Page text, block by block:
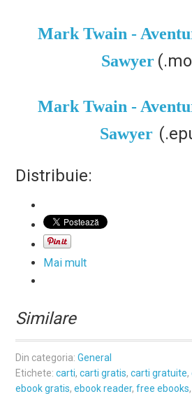
Mark Twain -
Sawyer
Mark Twain -
Sawyer
Distribuie:
Mai mult
Similare
Din categoria:General
Etichete:carti,carti gratis,carti gratuite,
ebook gratis,ebook reader,free ebooks,